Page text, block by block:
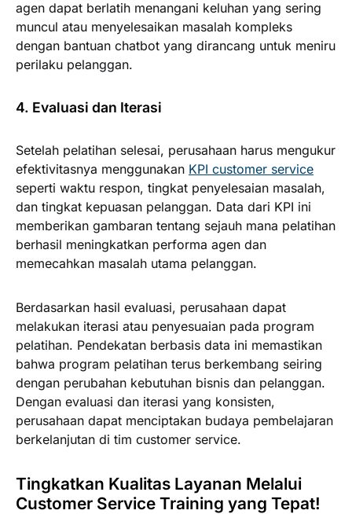
agen dapat berlatih menangani keluhan yang sering
muncul atau menyelesaikan masalah kompleks
dengan bantuan chatbot yang dirancang untuk meniru
perilaku pelanggan.
4. Evaluasi dan Iterasi
Setelah pelatihan selesai, perusahaan harus mengukur
efektivitasnya menggunakan KPI customer service
seperti waktu respon, tingkat penyelesaian masalah,
dan tingkat kepuasan pelanggan. Data dari KPI ini
memberikan gambaran tentang sejauh mana pelatihan
berhasil meningkatkan performa agen dan
memecahkan masalah utama pelanggan.
Berdasarkan hasil evaluasi, perusahaan dapat
melakukan iterasi atau penyesuaian pada program
pelatihan. Pendekatan berbasis data ini memastikan
bahwa program pelatihan terus berkembang seiring
dengan perubahan kebutuhan bisnis dan pelanggan.
Dengan evaluasi dan iterasi yang konsisten,
perusahaan dapat menciptakan budaya pembelajaran
berkelanjutan di tim customer service.
Tingkatkan Kualitas Layanan Melalui
Customer Service Training yang Tepat!